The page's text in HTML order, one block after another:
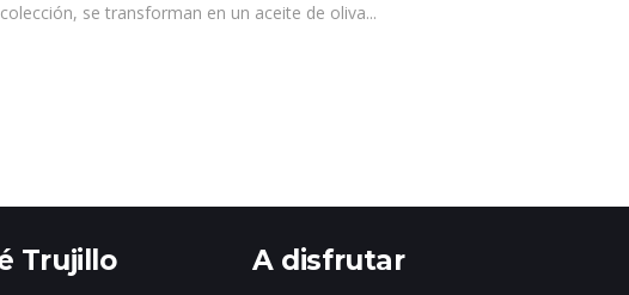
se transforman en un aceite de oliva...
Trujillo A disfrutar